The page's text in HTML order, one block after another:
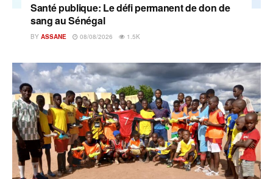
Santé publique: Le défi permanent de don de
sang au Sénégal
BY ASSANE 08/08/2026 1.5K